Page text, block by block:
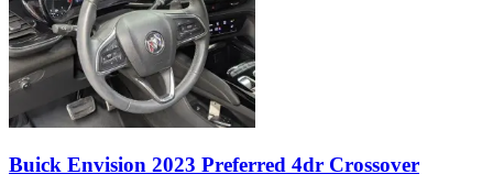
Buick Envision 2023 Preferred 4dr Crossover